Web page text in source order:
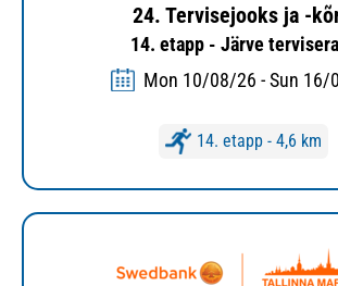
24. Tervisejooks ja -
14. etapp - Järve
Mon 10/08/26 - Sun 16/
14. etapp - 4,6 km